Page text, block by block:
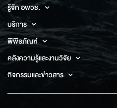
รู้จัก อพวช.
บริการ
พิพิธภัณฑ์
คลังความรู้และงานวิจัย
กิจกรรมและข่าวสาร